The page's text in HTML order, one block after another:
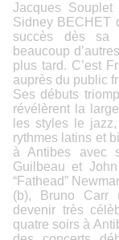
Jacques
Sidney BECHET
succès dès sa
beaucoup
plus tard. C’est
auprès du public
Ses débuts
révélèrent la
les styles le
rythmes latins et
à Antibes avec
Guilbeau et
“Fathead”
(b), Bruno Carr
devenir très
quatre soirs à